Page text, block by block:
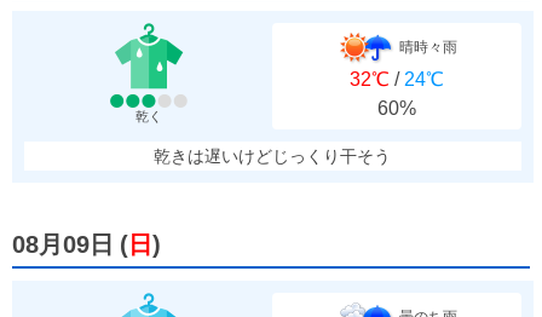
乾く
晴時々雨
32℃ / 24℃
60%
乾きは遅いけどじっくり干そう
08月09日 ( 日 )